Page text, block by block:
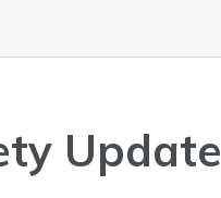
Update